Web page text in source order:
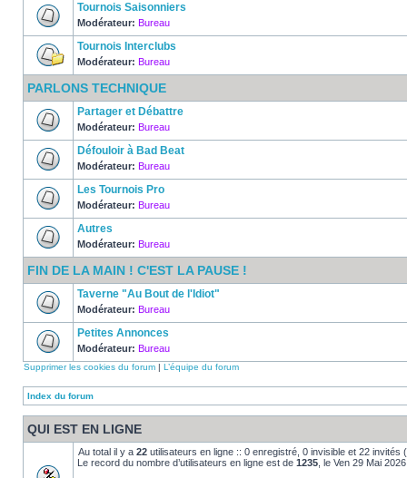
Tournois Saisonniers
Modérateur: Bureau
Tournois Interclubs
Modérateur: Bureau
PARLONS TECHNIQUE
Partager et Débattre
Modérateur: Bureau
Défouloir à Bad Beat
Modérateur: Bureau
Les Tournois Pro
Modérateur: Bureau
Autres
Modérateur: Bureau
FIN DE LA MAIN ! C'EST LA PAUSE !
Taverne "Au Bout de l'Idiot"
Modérateur: Bureau
Petites Annonces
Modérateur: Bureau
Supprimer les cookies du forum | L’équipe du forum
Index du forum
QUI EST EN LIGNE
Au total il y a 22 utilisateurs en ligne :: 0 enregistré, 0 invisible et 22
Le record du nombre d’utilisateurs en ligne est de 1235 , le Ven 29 Mai